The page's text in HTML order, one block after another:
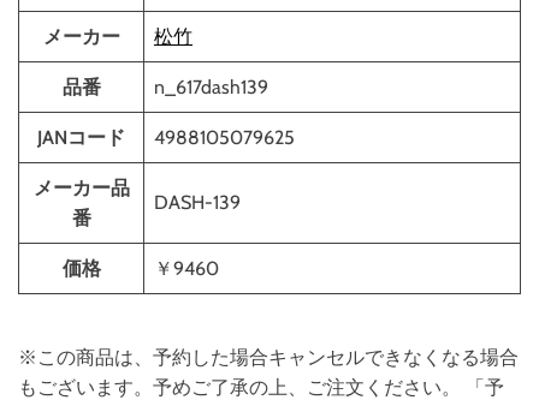
メーカー 松竹
品番 n_617dash139
JANコード 4988105079625
メーカー品
番
DASH-139
価格 ￥9460
※この商品は、予約した場合キャンセルできなくなる場合
もございます。予めご了承の上、ご注文ください。 「予